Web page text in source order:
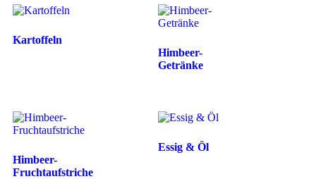
Kartoffeln
Himbeer-
Getränke
Himbeer-
Fruchtaufstriche
Essig & Öl